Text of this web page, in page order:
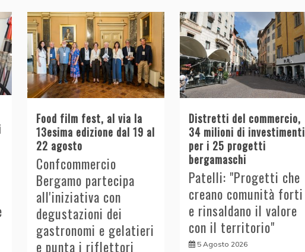
Food film fest, al via la
13esima edizione dal 19 al
22 agosto
Confcommercio
Bergamo partecipa
all'iniziativa con
degustazioni dei
gastronomi e gelatieri
e punta i riflettori
Distretti del commercio,
34 milioni di investimenti
per i 25 progetti
bergamaschi
Patelli: "Progetti che
creano comunità forti
e rinsaldano il valore
con il territorio"
5 Agosto 2026